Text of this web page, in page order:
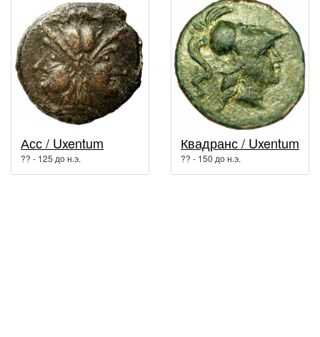
Асс / Uxentum
?? - 125 до н.э.
Квадранс / Uxentum
?? - 150 до н.э.